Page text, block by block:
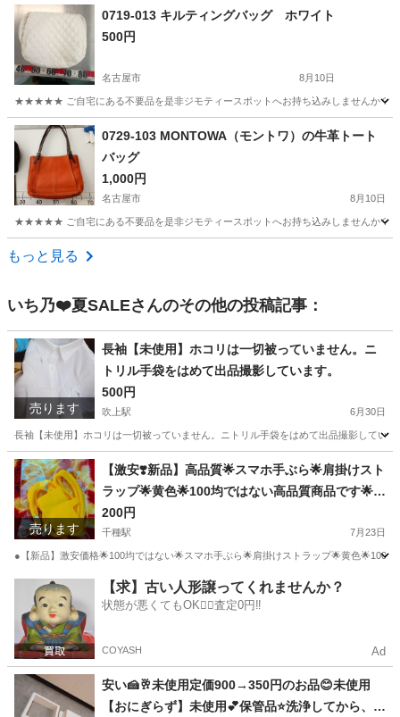
愛知 江南市 バッグ キャリー
0719-013 キルティングバッグ ホワイト
500円
名古屋市 8月10日
★★★★★ ご自宅にある不要品を是非ジモティースポットへお持ち込みしませんか？
愛知 名古屋市 0729-103 MONTOWA（モントワ）の牛革トート
バッグ
1,000円
名古屋市 8月10日
★★★★★ ご自宅にある不要品を是非ジモティースポットへお持ち込みしませんか？
愛知 名古屋市
もっと見る
いち乃❤️夏SALEさんのその他の投稿記事：
売ります
長袖【未使用】ホコリは一切被っていません。ニ
トリル手袋をはめて出品撮影しています。
500円
吹上駅 6月30日
長袖【未使用】ホコリは一切被っていません。ニトリル手袋をはめて出品撮影してい
愛知 名古屋市 吹上駅 オフィス用家具 封筒
売ります
【激安❣️新品】高品質🌟スマホ手ぶら🌟肩掛けスト
ラップ🌟黄色🌟100均ではない高品質商品です🌟お
すすめです🌟ほとんどのカバーに適用できます
200円
千種駅 7月23日
●【新品】激安価格🌟100均ではない🌟スマホ手ぶら🌟肩掛けストラップ🌟黄色🌟100
名古屋市 千種駅 収納家具 100均
【求】古い人形譲ってくれませんか？
状態が悪くてもOK🙆‍♀️査定0円‼️
COYASH Ad
安い🍰🥂未使用定価900→350円のお品😊未使用
【おにぎらず】未使用💕保管品⭐洗浄してから、お